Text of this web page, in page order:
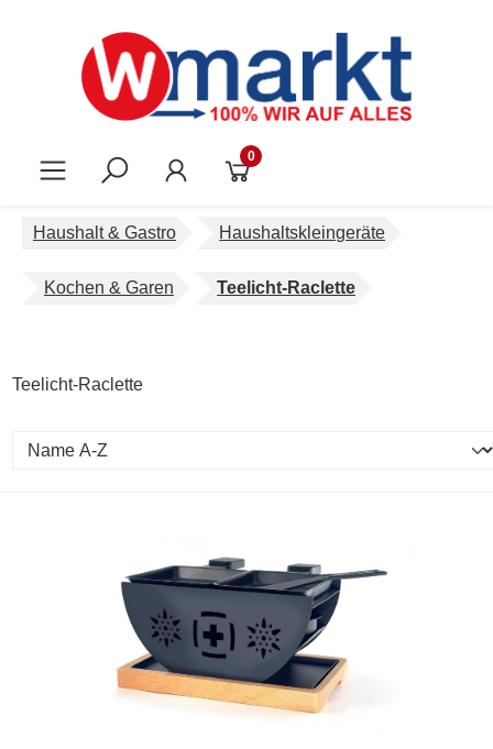
0
Haushalt & Gastro Haushaltskleingeräte
Kochen & Garen Teelicht-Raclette
Teelicht-Raclette